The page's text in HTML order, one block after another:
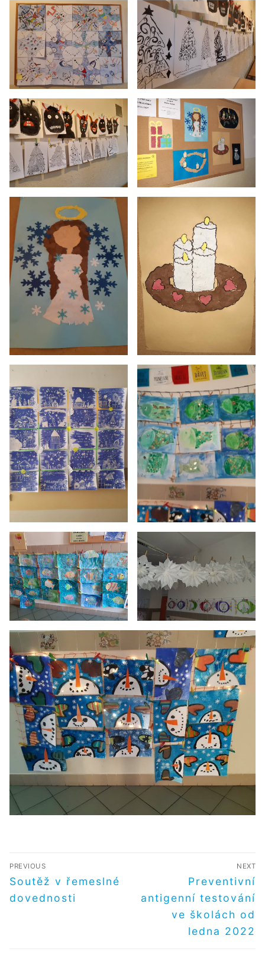
NAVIGACE
PRO
PŘÍSPĚVEK
PREVIOUS
Předchozí
příspěvek
Soutěž v řemeslné
dovednosti
NEXT
Další
příspěvek
Preventivní
antigenní testování
ve školách od
ledna 2022